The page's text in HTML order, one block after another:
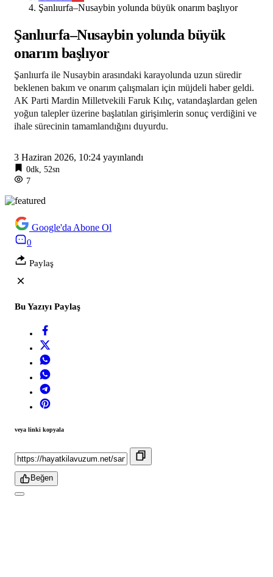
Şanlıurfa–Nusaybin yolunda büyük onarım başlıyor
Şanlıurfa–Nusaybin yolunda büyük
onarım başlıyor
Şanlıurfa ile Nusaybin arasındaki karayolunda uzun süredir
beklenen bakım ve onarım çalışmaları için müjdeli haber geldi.
AK Parti Mardin Milletvekili Faruk Kılıç, vatandaşlardan gelen
yoğun talepler üzerine başlatılan girişimlerin sonuç verdiğini ve
ihale sürecinin tamamlandığını duyurdu.
3 Haziran 2026, 10:24 yayınlandı
0dk, 52sn
7
Google'da Abone Ol
0
Paylaş
Bu Yazıyı Paylaş
veya linki kopyala
Beğen